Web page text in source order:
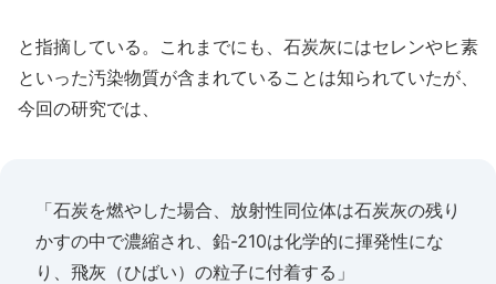
と指摘している。これまでにも、石炭灰にはセレンやヒ素
といった汚染物質が含まれていることは知られていたが、
今回の研究では、
「石炭を燃やした場合、放射性同位体は石炭灰の残り
かすの中で濃縮され、鉛-210は化学的に揮発性にな
り、飛灰（ひばい）の粒子に付着する」